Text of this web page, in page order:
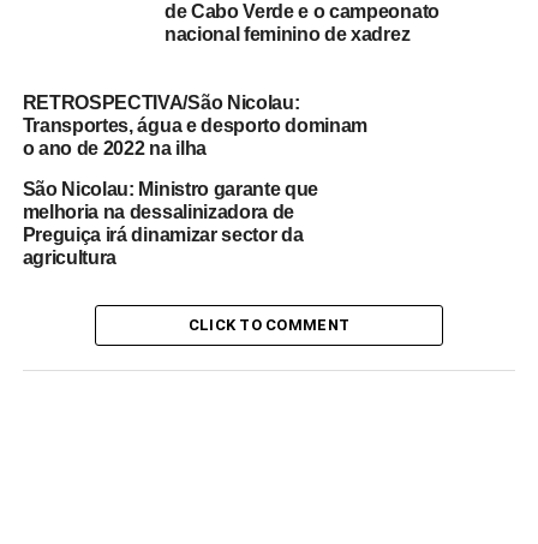
de Cabo Verde e o campeonato
nacional feminino de xadrez
RETROSPECTIVA/São Nicolau:
Transportes, água e desporto dominam
o ano de 2022 na ilha
São Nicolau: Ministro garante que
melhoria na dessalinizadora de
Preguiça irá dinamizar sector da
agricultura
CLICK TO COMMENT